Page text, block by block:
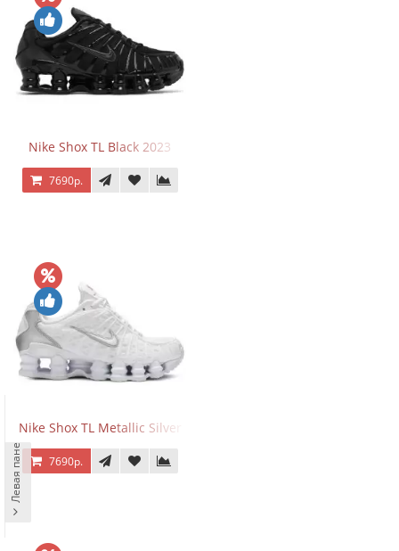
Nike Shox TL Black 2023
7690р.
Nike Shox TL Metallic Silver
7690р.
Левая панель